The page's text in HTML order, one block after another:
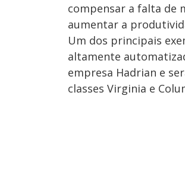
compensar a falta de
aumentar a
Um dos principais
altamente
empresa Hadrian e
classes Virginia e